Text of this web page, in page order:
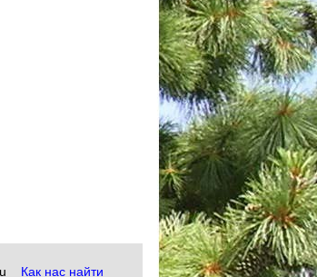
Как нас найти